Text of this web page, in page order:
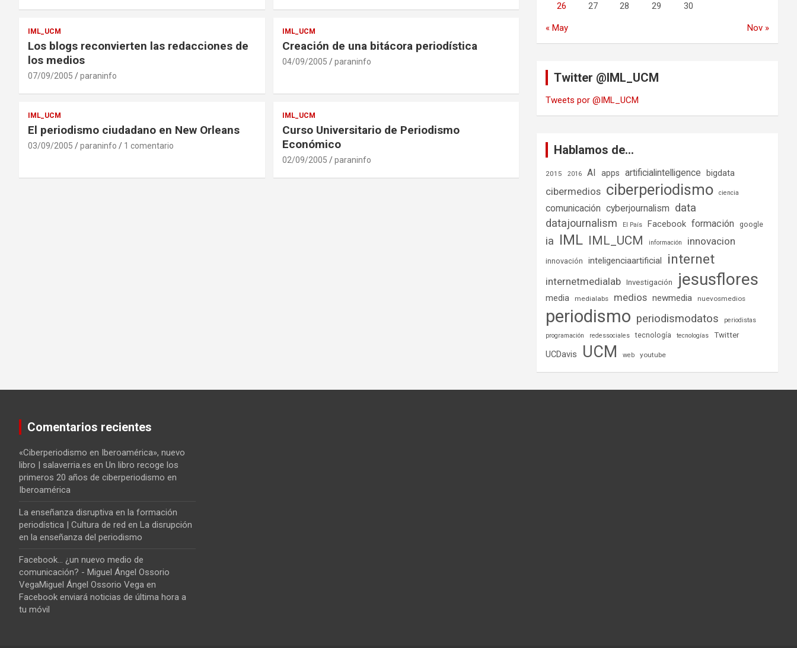
IML_UCM
Los blogs reconvierten las redacciones de
los medios
07/09/2005 paraninfo
IML_UCM
Creación de una bitácora periodística
04/09/2005 paraninfo
IML_UCM
El periodismo ciudadano en New Orleans
03/09/2005 paraninfo 1 comentario
IML_UCM
Curso Universitario de Periodismo
Económico
02/09/2005 paraninfo
26 27 28 29 30
« May Nov »
Twitter @IML_UCM
Tweets por @IML_UCM
Hablamos de…
2015 2016 AI apps artificialintelligence bigdata
cibermedios ciberperiodismo ciencia
comunicación cyberjournalism data
datajournalism El País Facebook formación google
ia IML IML_UCM información innovacion
innovación inteligenciaartificial internet
internetmedialab Investigación jesusflores
media medialabs medios newmedia nuevosmedios
periodismo periodismodatos
periodistas
programación
redessociales tecnología tecnologías Twitter
UCDavis UCM web youtube
Comentarios recientes
«Ciberperiodismo en Iberoamérica», nuevo
libro | salaverria.es en Un libro recoge los
primeros 20 años de ciberperiodismo en
Iberoamérica
La enseñanza disruptiva en la formación
periodística | Cultura de red en La disrupción
en la enseñanza del periodismo
Facebook... ¿un nuevo medio de
comunicación? - Miguel Ángel Ossorio
VegaMiguel Ángel Ossorio Vega en
Facebook enviará noticias de última hora a
tu móvil